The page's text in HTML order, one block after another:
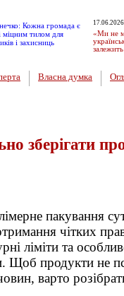
«Ми не
Власна думка
зберігати
пакування
чітких
ліміти та
Щоб продукти не
варто